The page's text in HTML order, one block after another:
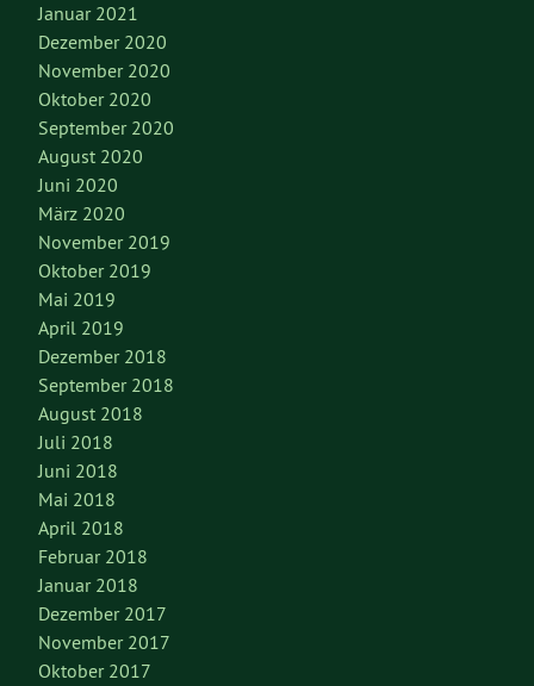
Januar 2021
Dezember 2020
November 2020
Oktober 2020
September 2020
August 2020
Juni 2020
März 2020
November 2019
Oktober 2019
Mai 2019
April 2019
Dezember 2018
September 2018
August 2018
Juli 2018
Juni 2018
Mai 2018
April 2018
Februar 2018
Januar 2018
Dezember 2017
November 2017
Oktober 2017